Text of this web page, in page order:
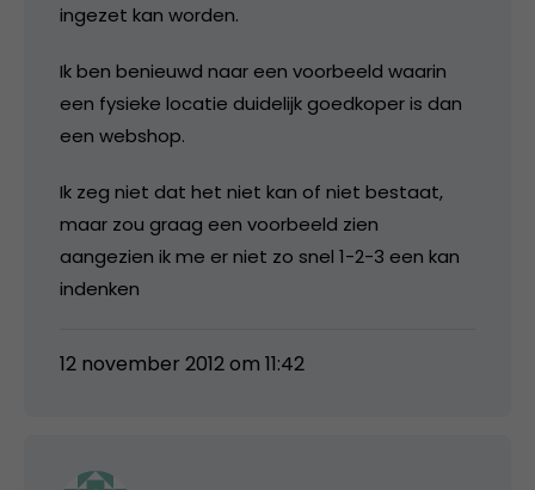
ingezet kan worden.
Ik ben benieuwd naar een voorbeeld waarin
een fysieke locatie duidelijk goedkoper is dan
een webshop.
Ik zeg niet dat het niet kan of niet bestaat,
maar zou graag een voorbeeld zien
aangezien ik me er niet zo snel 1-2-3 een kan
indenken
12 november 2012 om 11:42